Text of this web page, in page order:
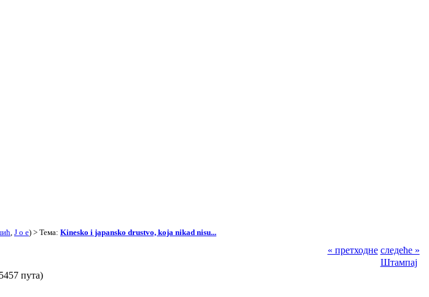
J o e) > Тема: Kinesko i japansko drustvo, koja nikad nisu...
« претходне следеће »
Штампај
пута)